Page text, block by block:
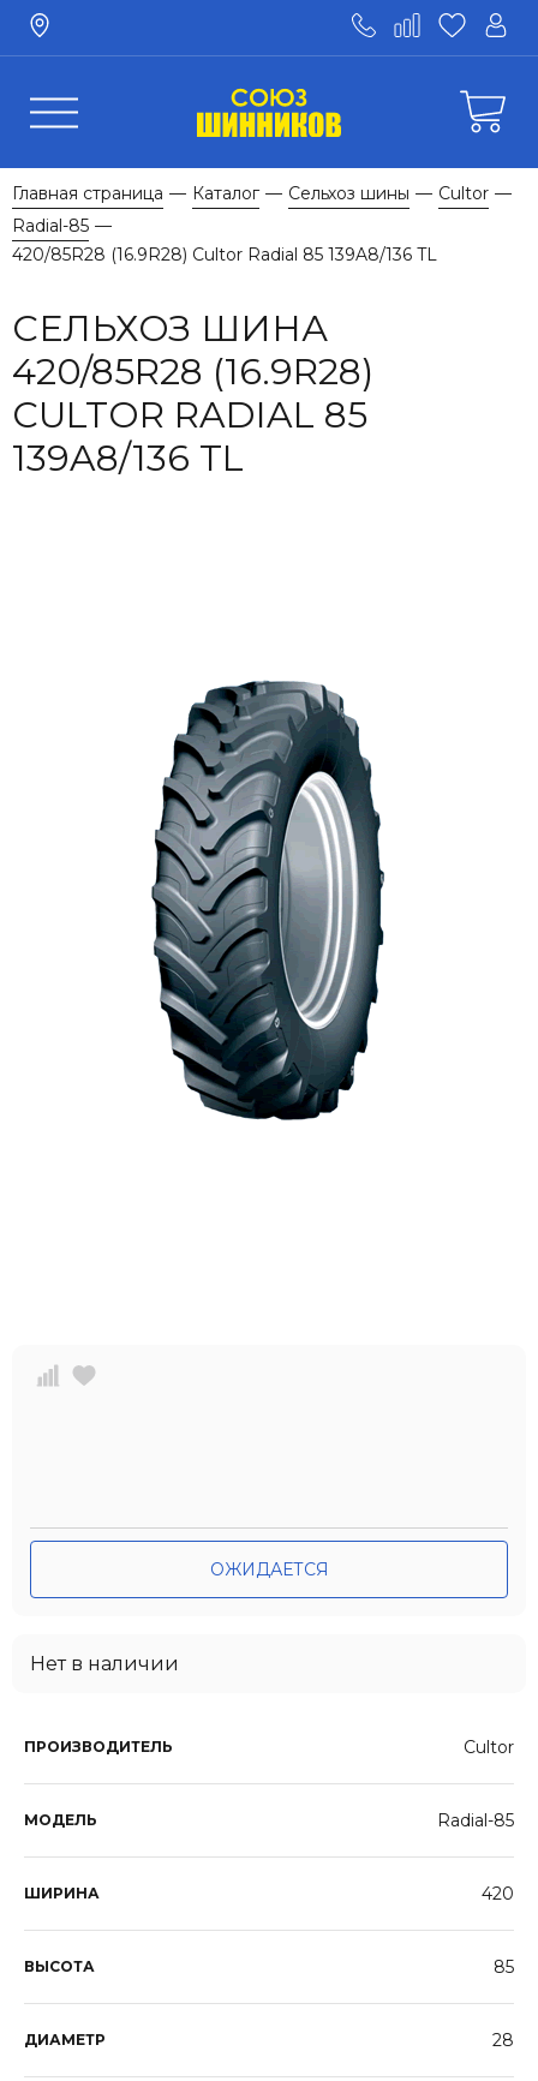
Главная страница — Каталог — Сельхоз шины — Cultor —
Radial-85 —
420/85R28 (16.9R28) Cultor Radial 85 139A8/136 TL
СЕЛЬХОЗ ШИНА
420/85R28 (16.9R28)
CULTOR RADIAL 85
139A8/136 TL
ПРОИЗВОДИТЕЛЬ Cultor
МОДЕЛЬ Radial-85
ШИРИНА 420
ВЫСОТА 85
ДИАМЕТР 28
ОЖИДАЕТСЯ
Нет в наличии